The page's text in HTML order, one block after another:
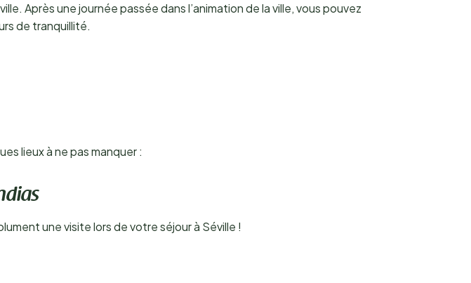
Après une journée passée dans l’animation de la ville, vous pouvez
de tranquillité.
lieux à ne pas manquer :
une visite lors de votre séjour à Séville !